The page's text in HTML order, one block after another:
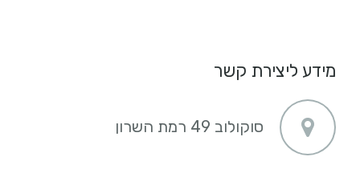
מידע ליצירת קשר
סוקולוב 49 רמת השרון